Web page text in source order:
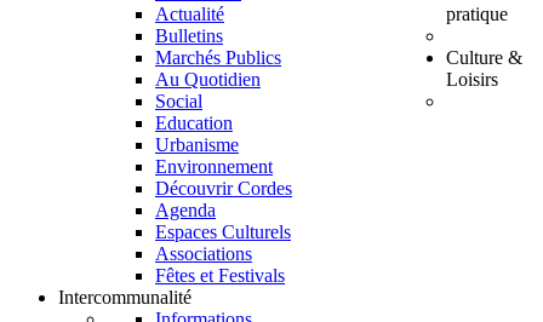
Actualité
Bulletins
Marchés Publics
pratique
Au Quotidien
Social
Education
Urbanisme
Environnement
Culture &
Loisirs
Découvrir Cordes
Agenda
Espaces Culturels
Associations
Fêtes et Festivals
Intercommunalité